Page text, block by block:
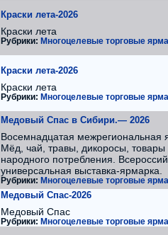
Краски лета-2026
Краски лета
Рубрики: Многоцелевые торговые
Краски лета-2026
Краски лета
Рубрики: Многоцелевые торговые
Медовый Спас в Сибири.— 2026
Восемнадцатая межрегиональная
Мёд, чай, травы, дикоросы, товары
народного потребления.
универсальная выставка-ярмарка.
Рубрики: Многоцелевые торговые
Медовый Спас-2026
Медовый Спас
Рубрики: Многоцелевые торговые